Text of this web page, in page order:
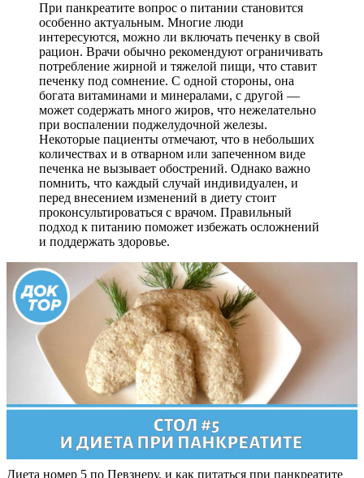
При панкреатите вопрос о питании становится
особенно актуальным. Многие люди
интересуются, можно ли включать печенку в свой
рацион. Врачи обычно рекомендуют ограничивать
потребление жирной и тяжелой пищи, что ставит
печенку под сомнение. С одной стороны, она
богата витаминами и минералами, с другой —
может содержать много жиров, что нежелательно
при воспалении поджелудочной железы.
Некоторые пациенты отмечают, что в небольших
количествах и в отварном или запеченном виде
печенка не вызывает обострений. Однако важно
помнить, что каждый случай индивидуален, и
перед внесением изменений в диету стоит
проконсультироваться с врачом. Правильный
подход к питанию поможет избежать осложнений
и поддержать здоровье.
Диета номер 5 по Певзнеру, и как питаться при панкреатите